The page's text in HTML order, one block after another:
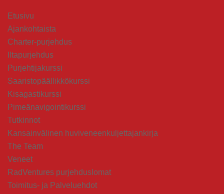
Etusivu
Ajankohtaista
Charter-purjehdus
Iltapurjehdus
Purjehtijakurssi
Saaristopäällikkökurssi
Kisagastikurssi
Pimeänavigointikurssi
Tutkinnot
Kansainvälinen huviveneenkuljettajankirja
The Team
Veneet
RadVentures purjehduslomat
Toimitus- ja Palveluehdot